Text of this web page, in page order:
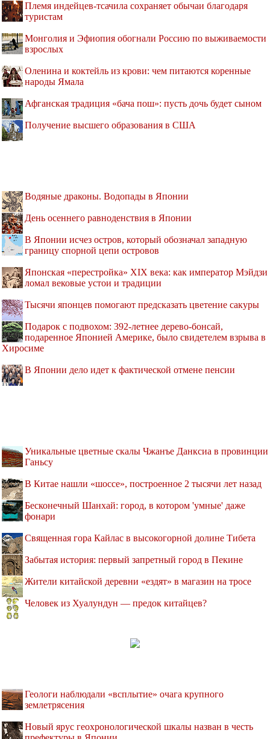
Племя индейцев-тсачила сохраняет обычаи благодаря
туристам
Монголия и Эфиопия обогнали Россию по выживаемости
взрослых
Оленина и коктейль из крови: чем питаются коренные
народы Ямала
Афганская традиция «бача пош»: пусть дочь будет сыном
Получение высшего образования в США
Водяные драконы. Водопады в Японии
День осеннего равноденствия в Японии
В Японии исчез остров, который обозначал западную
границу спорной цепи островов
Японская «перестройка» XIX века: как император Мэйдзи
ломал вековые устои и традиции
Тысячи японцев помогают предсказать цветение сакуры
Подарок с подвохом: 392-летнее дерево-бонсай,
подаренное Японией Америке, было свидетелем взрыва в
Хиросиме
В Японии дело идет к фактической отмене пенсии
Уникальные цветные скалы Чжанъе Данксиа в провинции
Ганьсу
В Китае нашли «шоссе», построенное 2 тысячи лет назад
Бесконечный Шанхай: город, в котором 'умные' даже
фонари
Священная гора Кайлас в высокогорной долине Тибета
Забытая история: первый запретный город в Пекине
Жители китайской деревни «ездят» в магазин на тросе
Человек из Хуалундун — предок китайцев?
Геологи наблюдали «всплытие» очага крупного
землетрясения
Новый ярус геохронологической шкалы назван в честь